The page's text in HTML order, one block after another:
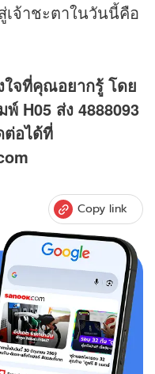
จ้าชะตาในวันนี้คือ
ใจที่คุณอยากรู้ โดย
H05 ส่ง 4888093
อได้ที่
Copy link